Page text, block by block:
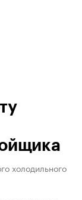
холодильного